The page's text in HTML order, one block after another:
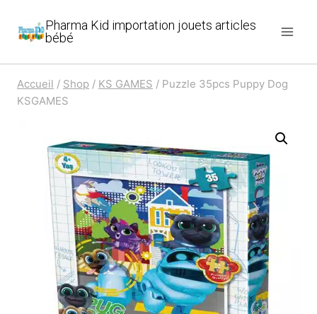
Pharma Kid importation jouets articles
bébé
Accueil / Shop / KS GAMES / Puzzle 35pcs Puppy Dog
KSGAMES